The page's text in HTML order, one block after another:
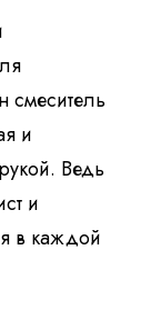
и
Ведь
и
в каждой